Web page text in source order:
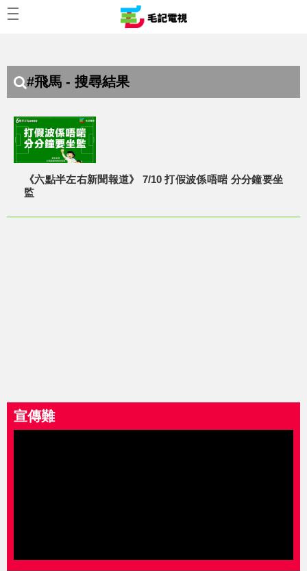
#飛馬 - 搜尋結果
《六點半左右新聞報道》 7/10 打假波係唔啱 分分鐘要坐
監
宣傳難